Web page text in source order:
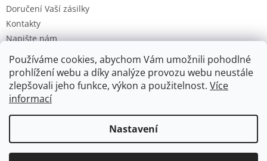
Používáme cookies, abychom Vám umožnili pohodlné
prohlížení webu a díky analýze provozu webu neustále
zlepšovali jeho funkce, výkon a použitelnost. Více
informací
Nastavení
Doručení Vaší zásilky
Kontakty
Napište nám
Hodnocení obchodu
Moje objednávka
Copyright 2026Hračková lhota. Všechna práva vyhrazena.